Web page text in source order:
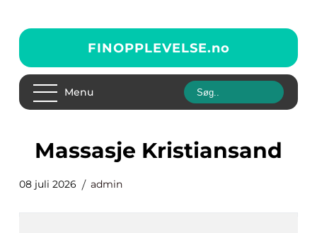
FINOPPLEVELSE.no
Menu
Massasje Kristiansand
08 juli 2026 admin